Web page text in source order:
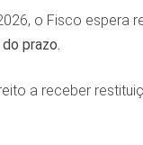
o Fisco espera
prazo.
a receber